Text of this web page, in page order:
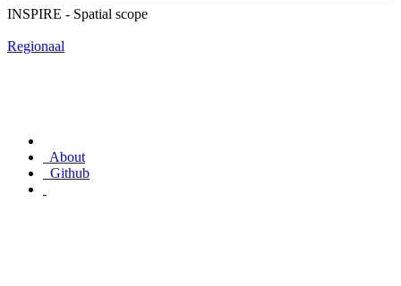
INSPIRE - Spatial scope
Regionaal
About
Github